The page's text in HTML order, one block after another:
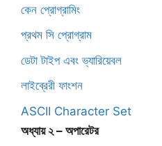
কেন প্রোগ্রামিং
প্রথম সি প্রোগ্রাম
ডেটা টাইপ এবং ভ্যারিয়েবল
লাইব্রেরী ফাংশন
ASCII Character Set
অধ্যায় ২ – অপারেটর